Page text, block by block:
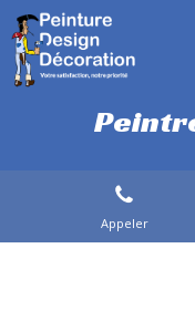
Appeler